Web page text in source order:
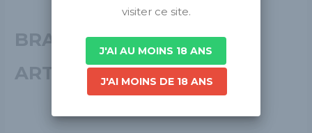
BRASSERIE
ARTIBRASSAGE 87
visiter ce site.
J'AI AU MOINS 18 ANS
J'AI MOINS DE 18 ANS